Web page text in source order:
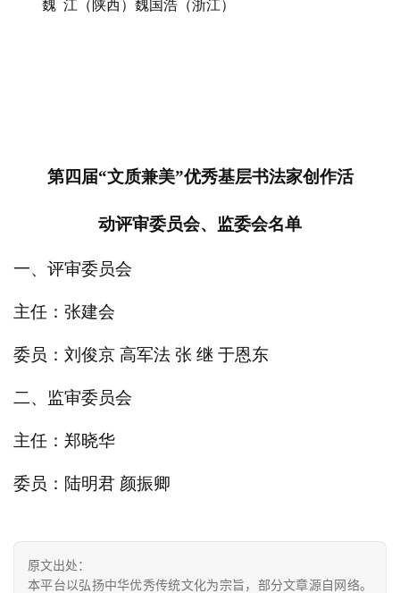
魏 江（陕西）魏国浩（浙江）
第四届“文质兼美”优秀基层书法家创作活
动评审委员会、监委会名单
一、评审委员会
主任：张建会
委员：刘俊京 高军法 张 继 于恩东
二、监审委员会
主任：郑晓华
委员：陆明君 颜振卿
原文出处：
本平台以弘扬中华优秀传统文化为宗旨，部分文章源自网络。